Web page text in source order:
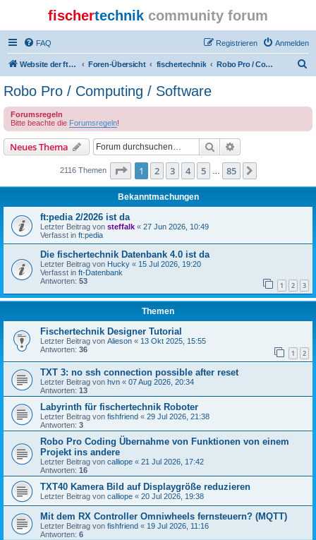
fischertechnik community forum
FAQ Anmelden
Registrieren
Website der ftcommunity Foren-Übersicht fischertechnik Robo Pro / Computing / Software
e
Robo Pro / Computing / Software
Forumsregeln
Bitte beachte die Forumsregeln!
Neues Thema Suche
2116 Themen Seite 1von 85
1 2 3 4 5 85
Bekanntmachungen
ft:pedia 2/2026 ist da
Letzter Beitrag von steffalk « 27 Jun 2026, 10:49
Verfasst in ft:pedia
Die fischertechnik Datenbank 4.0 ist da
Letzter Beitrag von Hucky « 15 Jul 2026, 19:20
Verfasst in ft-Datenbank
Antworten: 53 1 2 3
Themen
Fischertechnik Designer Tutorial
Letzter Beitrag von Alieson « 13 Okt 2025, 15:55
Antworten: 36 1 2
TXT 3: no ssh connection possible after reset
Letzter Beitrag von hvn « 07 Aug 2026, 20:34
Antworten: 13
Labyrinth für fischertechnik Roboter
Letzter Beitrag von fishfriend « 29 Jul 2026, 21:38
Antworten: 3
Robo Pro Coding Übernahme von Funktionen von einem
Projekt ins andere
Letzter Beitrag von calliope « 21 Jul 2026, 17:42
Antworten: 16
TXT40 Kamera Bild auf Displaygröße reduzieren
Letzter Beitrag von calliope « 20 Jul 2026, 19:38
Mit dem RX Controller Omniwheels fernsteuern? (MQTT)
Letzter Beitrag von fishfriend « 19 Jul 2026, 11:16
Antworten: 6